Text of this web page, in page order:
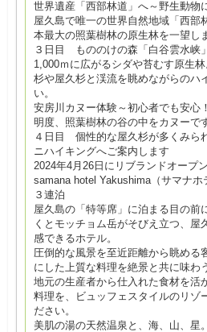
世界遺産「西部林道」へ～野生動物
屋久島で唯一の世界自然地域「西部
本最大の照葉樹林の原生林を一望し
３日目 もののけの森「白谷雲水峡
1,000ｍに広がるシダや苔むす原生
杉や屋久杉と渓流を眺めながらのハ
い。
安房川カヌー体験～初心者でも安
明度、照葉樹林の谷の中をカヌーで
４日目 個性的な屋久杉が多くみら
ニハイキングへご案内します
2024年4月26日にリブランドオープン
samana hotel Yakushima（サマナホ
３連泊
屋久島の「特等席」に泊まる目の前
くとモッチョム岳がそびえ立つ、屋
感できるホテル。
圧倒的な風景を至近距離から眺める
にした上質な料理を絶景と共に味わ
地元の生産者から仕入れた食材を活
料理を、ビュッフェスタイルのリゾ
ださい。
美肌の湯の天然温泉と、海、山、星